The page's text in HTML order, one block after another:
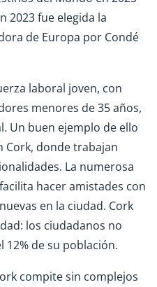
2023 fue elegida la
de Europa por Condé
laboral joven, con
menores de 35 años,
Un buen ejemplo de ello
Cork, donde trabajan
La numerosa
hacer amistades con
en la ciudad. Cork
los ciudadanos no
12% de su población.
compite sin complejos